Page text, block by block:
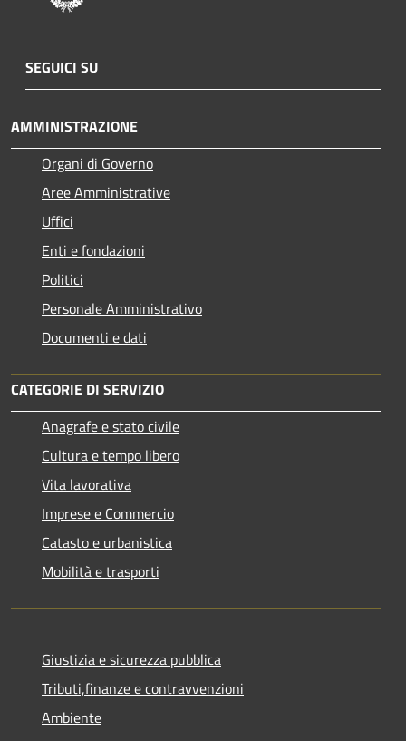
SEGUICI SU
AMMINISTRAZIONE
Organi di Governo
Aree Amministrative
Uffici
Enti e fondazioni
Politici
Personale Amministrativo
Documenti e dati
CATEGORIE DI SERVIZIO
Anagrafe e stato civile
Cultura e tempo libero
Vita lavorativa
Imprese e Commercio
Catasto e urbanistica
Mobilità e trasporti
Giustizia e sicurezza pubblica
Tributi,finanze e contravvenzioni
Ambiente